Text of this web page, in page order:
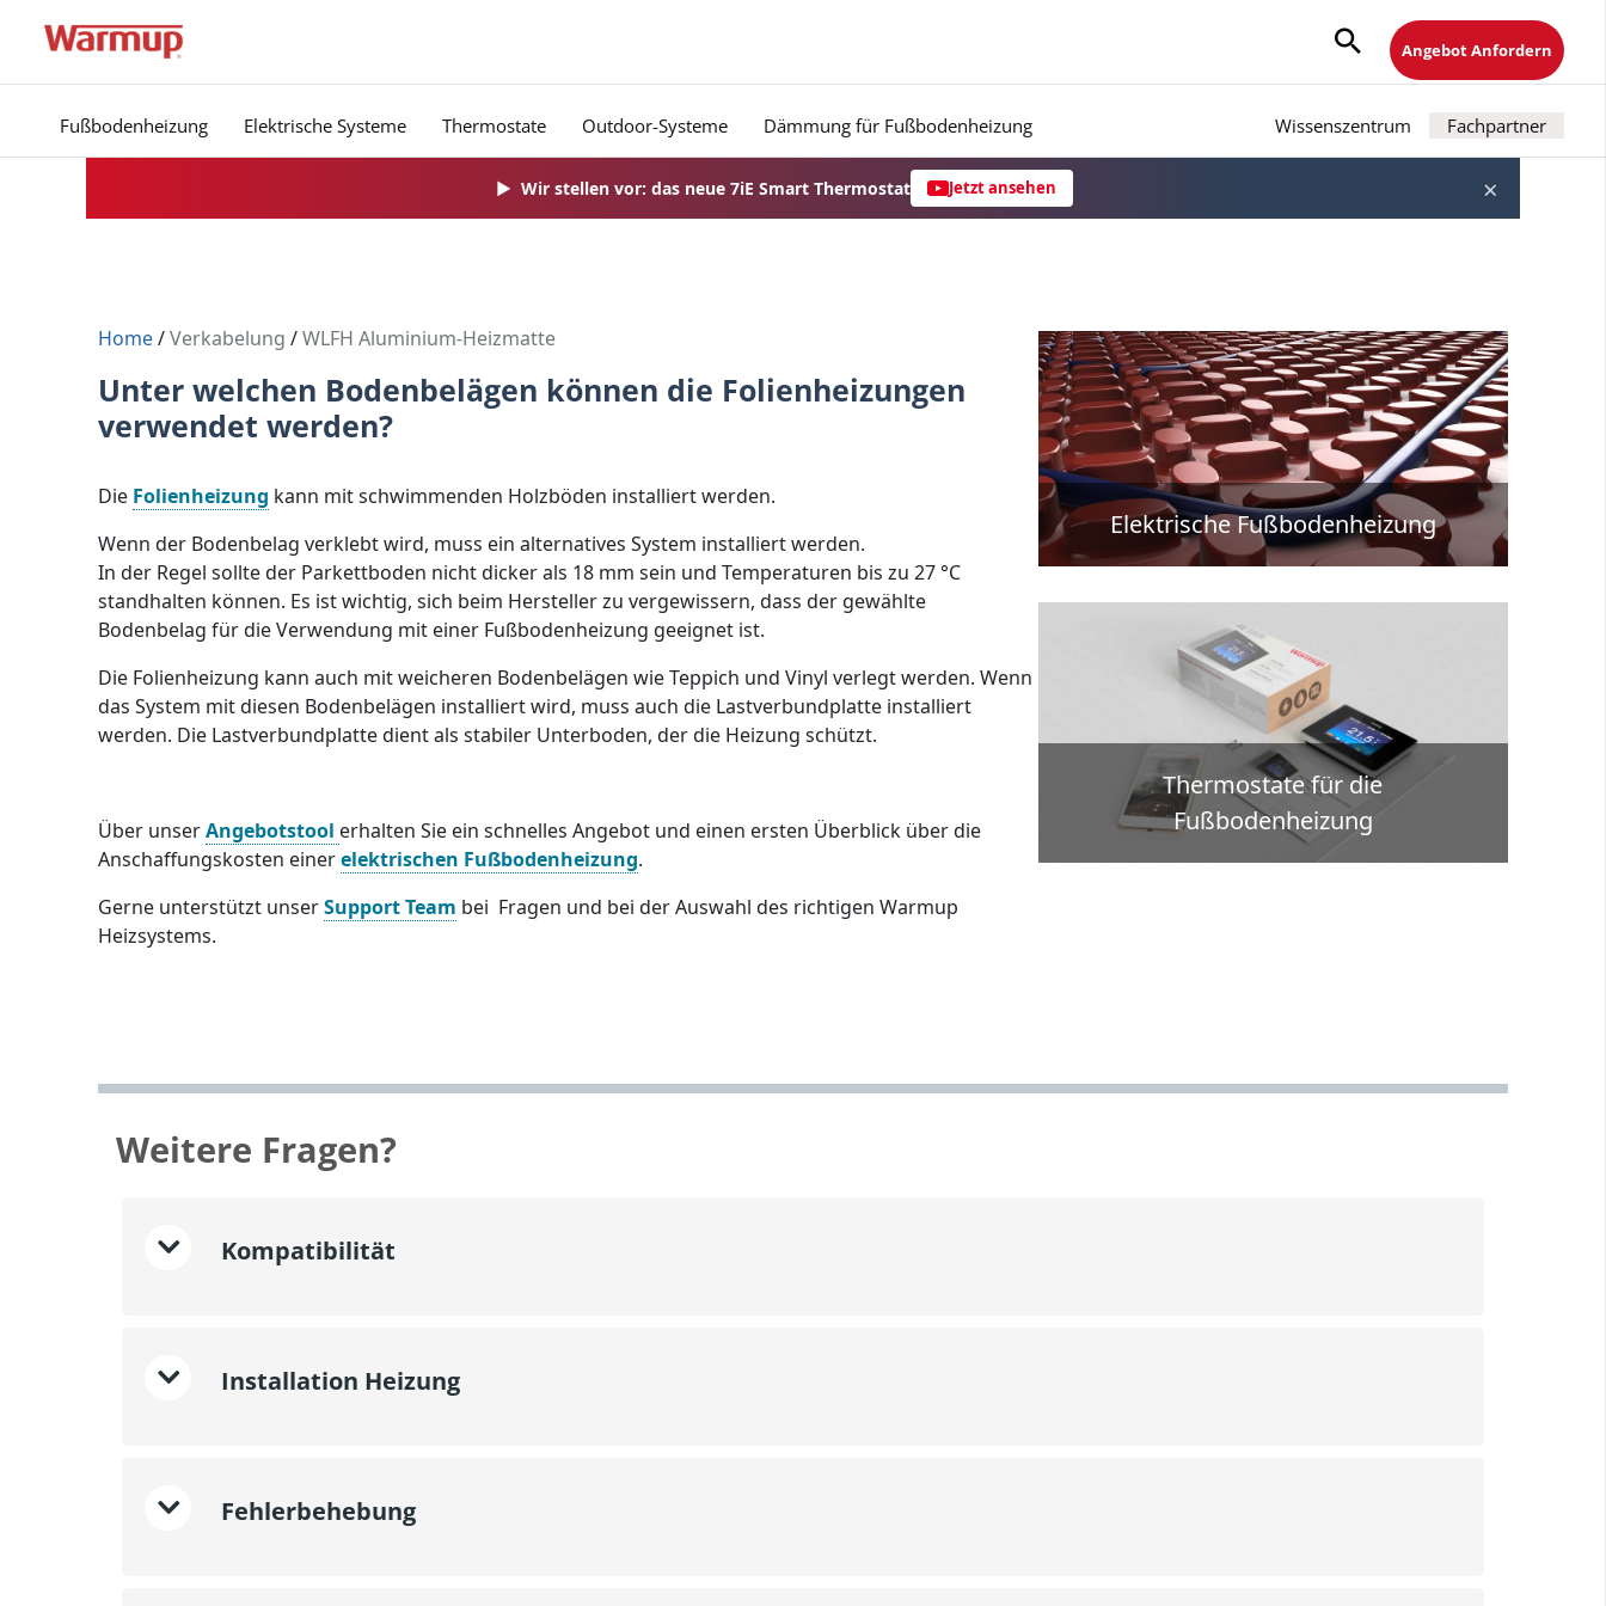
Inhalt
Angebot Anfordern
Fußbodenheizung Elektrische Systeme Thermostate Outdoor-Systeme Dämmung für Fußbodenheizung Wissenszentrum Fachpartner
▶ Wir stellen vor: das neue 7iE Smart Thermostat Jetzt ansehen ×
Home/Verkabelung /WLFH Aluminium-Heizmatte
Unter welchen Bodenbelägen können die Folienheizungen
verwendet werden?
Die Folienheizung kann mit schwimmenden Holzböden installiert werden.
Wenn der Bodenbelag verklebt wird, muss ein alternatives System installiert werden.
In der Regel sollte der Parkettboden nicht dicker als 18 mm sein und Temperaturen bis zu 27 °C
standhalten können. Es ist wichtig, sich beim Hersteller zu vergewissern, dass der gewählte
Bodenbelag für die Verwendung mit einer Fußbodenheizung geeignet ist.
Die Folienheizung kann auch mit weicheren Bodenbelägen wie Teppich und Vinyl verlegt werden. Wenn
das System mit diesen Bodenbelägen installiert wird, muss auch die Lastverbundplatte installiert
werden. Die Lastverbundplatte dient als stabiler Unterboden, der die Heizung schützt.
Über unserAngebotstool erhalten Sie ein schnelles Angebot und einen ersten Überblick über die
Anschaffungskosten einerelektrischen Fußbodenheizung.
Gerne unterstützt unserSupport Team bei Fragen und bei der Auswahl des richtigen Warmup
Heizsystems.
Elektrische Fußbodenheizung
Thermostate für die
Fußbodenheizung
Weitere Fragen?
Kompatibilität
Installation Heizung
Fehlerbehebung